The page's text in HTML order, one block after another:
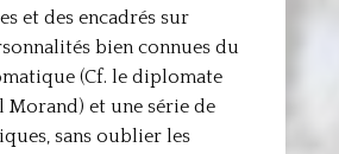
et des encadrés sur
bien connues du
(Cf. le diplomate
Morand) et une série de
sans oublier les